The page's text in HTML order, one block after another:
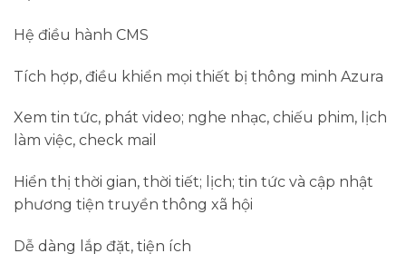
Hệ điều hành CMS
Tích hợp, điều khiển mọi thiết bị thông minh Azura
Xem tin tức, phát video; nghe nhạc, chiếu phim, lịch
làm việc, check mail
Hiển thị thời gian, thời tiết; lịch; tin tức và cập nhật
phương tiện truyền thông xã hội
Dễ dàng lắp đặt, tiện ích